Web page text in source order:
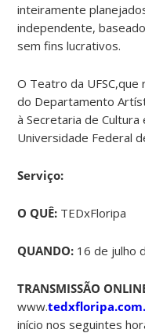
inteiramente
independente,
sem fins lucrativos.
O Teatro da
do Departamento
à Secretaria de Cultura
Universidade Federal
Serviço:
O QUÊ: TEDxFloripa
QUANDO: 16 de julho
TRANSMISSÃO
www.
início nos seguintes